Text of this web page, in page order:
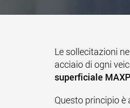
Le sollecitazioni
acciaio di ogni
superficiale
Questo principio